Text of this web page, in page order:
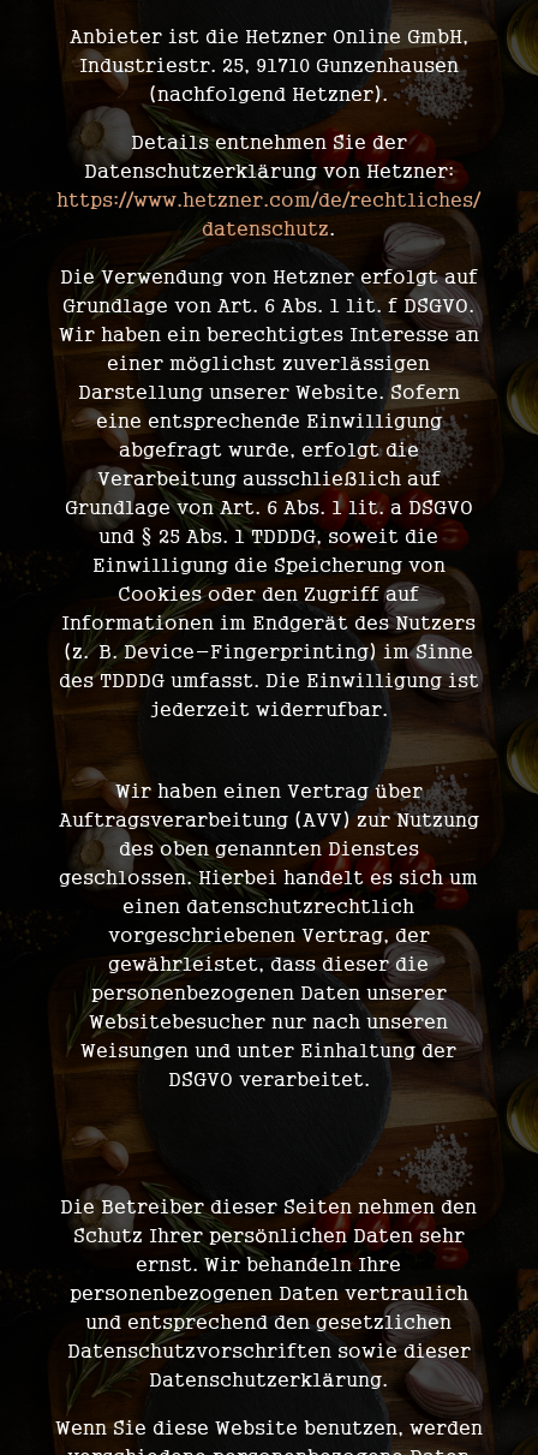
Anbieter ist die Hetzner Online GmbH,
Industriestr. 25, 91710 Gunzenhausen
(nachfolgend Hetzner).
Details entnehmen Sie der
Datenschutzerklärung von Hetzner:
https://www.hetzner.com/de/rechtliches/
datenschutz
Die Verwendung von Hetzner erfolgt auf
Grundlage von Art. 6 Abs. 1 lit. f DSGVO.
Wir haben ein berechtigtes Interesse an
einer möglichst zuverlässigen
Darstellung unserer Website. Sofern
eine entsprechende Einwilligung
abgefragt wurde, erfolgt die
Verarbeitung ausschließlich auf
Grundlage von Art. 6 Abs. 1 lit. a DSGVO
und § 25 Abs. 1 TDDDG, soweit die
Einwilligung die Speicherung von
Cookies oder den Zugriff auf
Informationen im Endgerät des Nutzers
(z. B. Device-Fingerprinting) im Sinne
des TDDDG umfasst. Die Einwilligung ist
jederzeit widerrufbar.
Wir haben einen Vertrag über
Auftragsverarbeitung (AVV) zur Nutzung
des oben genannten Dienstes
geschlossen. Hierbei handelt es sich um
einen datenschutzrechtlich
vorgeschriebenen Vertrag, der
gewährleistet, dass dieser die
personenbezogenen Daten unserer
Websitebesucher nur nach unseren
Weisungen und unter Einhaltung der
DSGVO verarbeitet.
Die Betreiber dieser Seiten nehmen den
Schutz Ihrer persönlichen Daten sehr
ernst. Wir behandeln Ihre
personenbezogenen Daten vertraulich
und entsprechend den gesetzlichen
Datenschutzvorschriften sowie dieser
Datenschutzerklärung.
Wenn Sie diese Website benutzen, werden